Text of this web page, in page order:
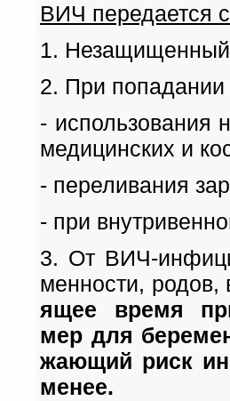
ВИЧ пе­ре­да­ет­ся
1. Не­за­щи­щен­ный
2. При по­па­да­нии
- ис­поль­зо­ва­ния
ме­ди­цин­ских и
- пе­ре­ли­ва­ния
- при
3. От ВИЧ-
мен­но­сти, ро­дов,
я­щее вре­мя
мер для
жа­ю­щий риск
ме­нее.